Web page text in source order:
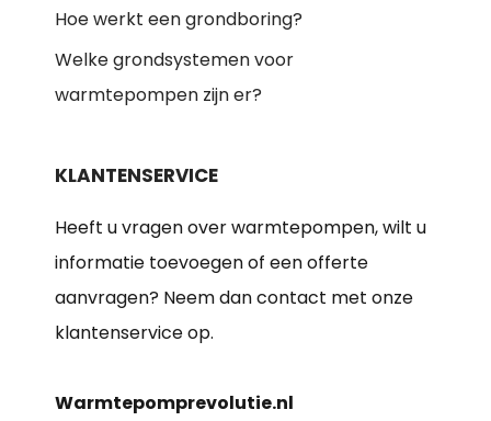
Hoe werkt een grondboring?
Welke grondsystemen voor
warmtepompen zijn er?
KLANTENSERVICE
Heeft u vragen over warmtepompen, wilt u
informatie toevoegen of een offerte
aanvragen? Neem dan contact met onze
klantenservice op.
Warmtepomprevolutie.nl